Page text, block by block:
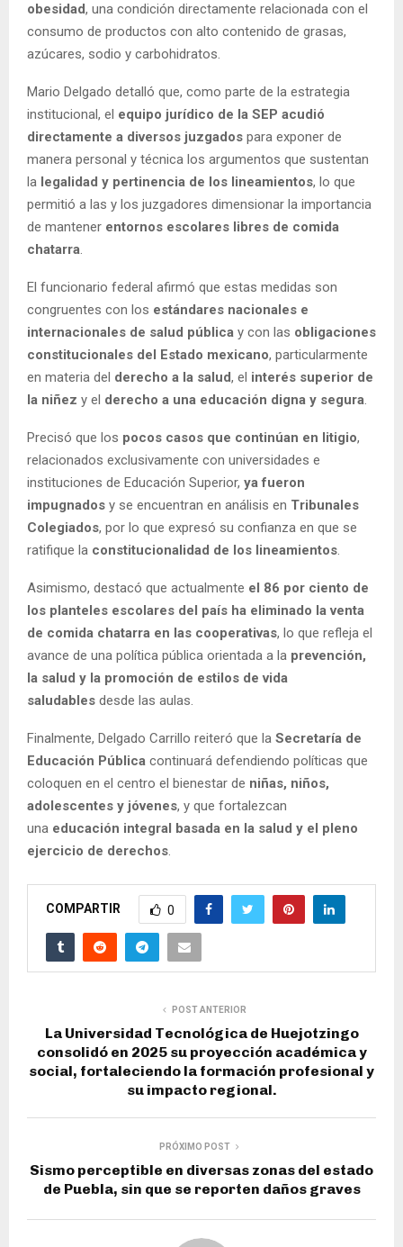
obesidad, una condición directamente relacionada con el
consumo de productos con alto contenido de grasas,
azúcares, sodio y carbohidratos.
Mario Delgado detalló que, como parte de la estrategia
institucional, el equipo jurídico de la SEP acudió
directamente a diversos juzgados para exponer de
manera personal y técnica los argumentos que sustentan
la legalidad y pertinencia de los lineamientos, lo que
permitió a las y los juzgadores dimensionar la importancia
de mantener entornos escolares libres de comida
chatarra.
El funcionario federal afirmó que estas medidas son
congruentes con los estándares nacionales e
internacionales de salud pública y con las obligaciones
constitucionales del Estado mexicano, particularmente
en materia del derecho a la salud, el interés superior de
la niñez y el derecho a una educación digna y segura.
Precisó que los pocos casos que continúan en litigio,
relacionados exclusivamente con universidades e
instituciones de Educación Superior, ya fueron
impugnados y se encuentran en análisis en Tribunales
Colegiados, por lo que expresó su confianza en que se
ratifique la constitucionalidad de los lineamientos.
Asimismo, destacó que actualmente el 86 por ciento de
los planteles escolares del país ha eliminado la venta
de comida chatarra en las cooperativas, lo que refleja el
avance de una política pública orientada a la prevención,
la salud y la promoción de estilos de vida
saludables desde las aulas.
Finalmente, Delgado Carrillo reiteró que la Secretaría de
Educación Pública continuará defendiendo políticas que
coloquen en el centro el bienestar de niñas, niños,
adolescentes y jóvenes, y que fortalezcan
una educación integral basada en la salud y el pleno
ejercicio de derechos.
COMPARTIR 0
POST ANTERIOR
La Universidad Tecnológica de Huejotzingo
consolidó en 2025 su proyección académica y
social, fortaleciendo la formación profesional y
su impacto regional.
PRÓXIMO POST
Sismo perceptible en diversas zonas del estado
de Puebla, sin que se reporten daños graves